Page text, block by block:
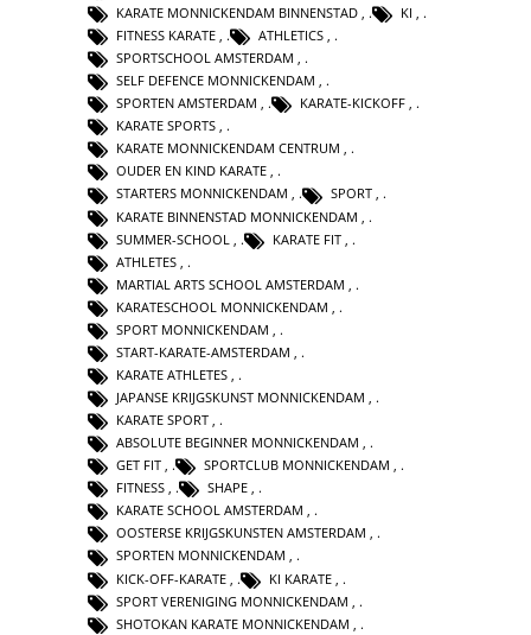
KARATE MONNICKENDAM BINNENSTAD
KI
FITNESS KARATE , ATHLETICS ,
SPORTSCHOOL AMSTERDAM ,
SELF DEFENCE MONNICKENDAM ,
SPORTEN AMSTERDAM , KARATE-KICKOFF ,
KARATE SPORTS ,
KARATE MONNICKENDAM CENTRUM ,
OUDER EN KIND KARATE ,
STARTERS MONNICKENDAM , SPORT ,
KARATE BINNENSTAD MONNICKENDAM
SUMMER-SCHOOL
KARATE FIT
ATHLETES
MARTIAL ARTS SCHOOL AMSTERDAM
KARATESCHOOL MONNICKENDAM
SPORT MONNICKENDAM
START-KARATE-AMSTERDAM
KARATE ATHLETES
JAPANSE KRIJGSKUNST MONNICKENDAM ,
KARATE SPORT ,
ABSOLUTE BEGINNER MONNICKENDAM ,
GET FIT , SPORTCLUB MONNICKENDAM ,
FITNESS , SHAPE ,
KARATE SCHOOL AMSTERDAM ,
OOSTERSE KRIJGSKUNSTEN AMSTERDAM ,
SPORTEN MONNICKENDAM ,
KICK-OFF-KARATE
KI KARATE
SPORT VERENIGING MONNICKENDAM
SHOTOKAN KARATE MONNICKENDAM